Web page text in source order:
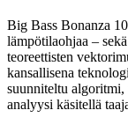
Big Bass Bonanza
lämpötilaohjaa –
teoreettisten
kansallisena
suunniteltu
analyysi käsitellä